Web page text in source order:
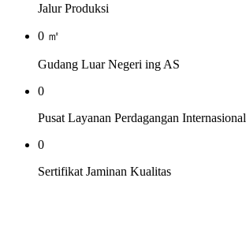
Jalur Produksi
0 ㎡
Gudang Luar Negeri ing AS
0
Pusat Layanan Perdagangan Internasional
0
Sertifikat Jaminan Kualitas